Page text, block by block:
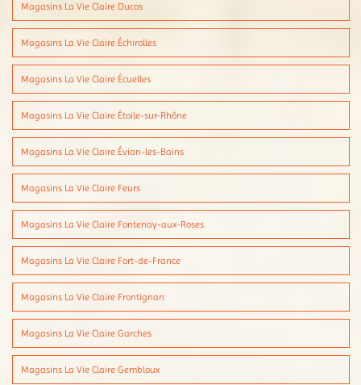
Magasins La Vie Claire Ducos
Magasins La Vie Claire Échirolles
Magasins La Vie Claire Écuelles
Magasins La Vie Claire Étoile-sur-Rhône
Magasins La Vie Claire Évian-les-Bains
Magasins La Vie Claire Feurs
Magasins La Vie Claire Fontenay-aux-Roses
Magasins La Vie Claire Fort-de-France
Magasins La Vie Claire Frontignan
Magasins La Vie Claire Garches
Magasins La Vie Claire Gembloux